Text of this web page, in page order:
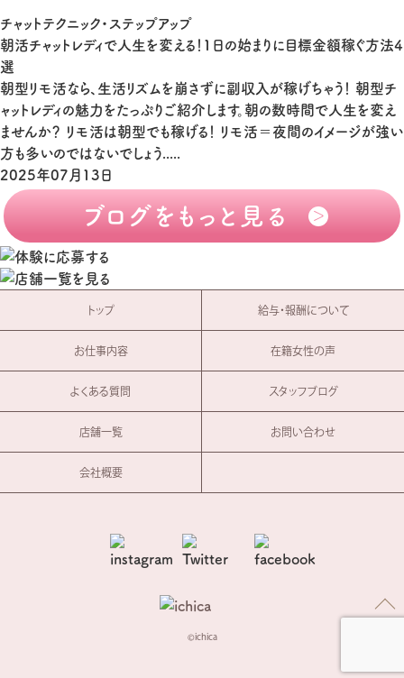
チャットテクニック・ステップアップ
朝活チャットレディで人生を変える！1日の始まりに目標金額稼ぐ方法4
選
朝型リモ活なら、生活リズムを崩さずに副収入が稼げちゃう！ 朝型チ
ャットレディの魅力をたっぷりご紹介します。朝の数時間で人生を変え
ませんか？ リモ活は朝型でも稼げる！ リモ活＝夜間のイメージが強い
方も多いのではないでしょう.....
2025年07月13日
ブログをもっと見る
トップ 給与・報酬について
お仕事内容 在籍女性の声
よくある質問 スタッフブログ
店舗一覧 お問い合わせ
会社概要
©ichica